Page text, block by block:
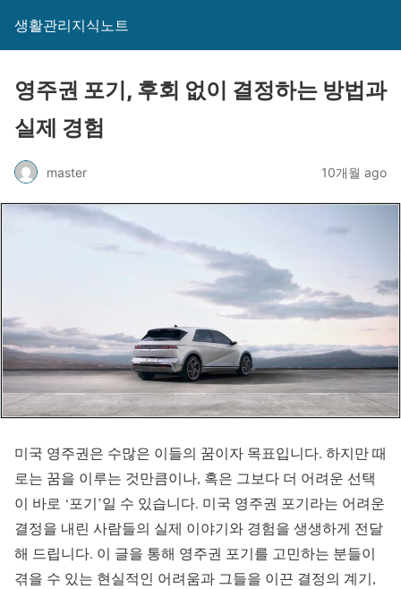
생활관리지식노트
영주권 포기, 후회 없이 결정하는 방법과
실제 경험
master 10개월 ago
미국 영주권은 수많은 이들의 꿈이자 목표입니다. 하지만 때
로는 꿈을 이루는 것만큼이나, 혹은 그보다 더 어려운 선택
이 바로 ‘포기’일 수 있습니다. 미국 영주권 포기라는 어려운
결정을 내린 사람들의 실제 이야기와 경험을 생생하게 전달
해 드립니다. 이 글을 통해 영주권 포기를 고민하는 분들이
겪을 수 있는 현실적인 어려움과 그들을 이끈 결정의 계기,